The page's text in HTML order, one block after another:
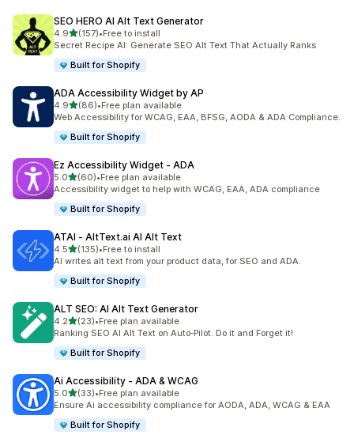
SEO HERO AI Alt Text Generator
4.9滿分 5 顆星
(157)
共有 157 則評價
•Free to install
Secret Recipe AI: Generate SEO Alt Text That Actually Ranks
Built for Shopify
ADA Accessibility Widget by AP
4.9滿分 5 顆星
(86)
共有 86 則評價
•Free plan available
Web Accessibility for WCAG, EAA, BFSG, AODA & ADA Compliance.
Built for Shopify
Ez Accessibility Widget ‑ ADA
5.0滿分 5 顆星
(60)
共有 60 則評價
•Free plan available
Accessibility widget to help with WCAG, EAA, ADA compliance
Built for Shopify
ATAI ‑ AltText.ai AI Alt Text
4.5滿分 5 顆星
(135)
共有 135 則評價
•Free to install
AI writes alt text from your product data, for SEO and ADA.
Built for Shopify
ALT SEO: AI Alt Text Generator
4.2滿分 5 顆星
(23)
共有 23 則評價
•Free plan available
Ranking SEO AI Alt Text on Auto‑Pilot. Do it and Forget it!
Built for Shopify
Ai Accessibility ‑ ADA & WCAG
5.0滿分 5 顆星
(33)
共有 33 則評價
•Free plan available
Ensure Ai accessibility compliance for AODA, ADA, WCAG & EAA
Built for Shopify